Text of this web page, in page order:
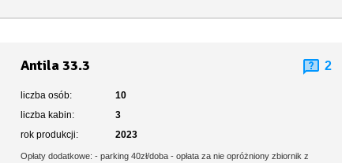
Antila 33.3 2
liczba osób:
10
liczba kabin:
3
rok produkcji:
2023
Opłaty dodatkowe: - parking 40zł/doba - opłata za nie opróżniony zbiornik z